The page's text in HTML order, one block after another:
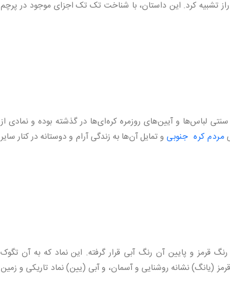
تشبیه کرد. این داستان، با شناخت تک تک اجزای موجود در پرچم
لباس‌ها و آیین‌های روزمره کره‌ای‌ها در گذشته بوده و نمادی از
مردم کره جنوبی و تمایل آن‌ها به زندگی آرام و دوستانه در کنار سایر
قرمز و پایین آن رنگ آبی قرار گرفته. این نماد که به آن تگوک
(یانگ) نشانه روشنایی و آسمان، و آبی (یین) نماد تاریکی و زمین